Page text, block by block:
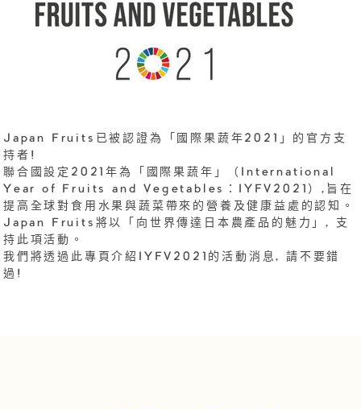
Japan Fruits已被認證為「國際果蔬年2021」的官方支
持者!
聯合國設定2021年為「國際果蔬年」（International
Year of Fruits and Vegetables：IYFV2021）,旨在
提高全球對食用水果與蔬菜帶來的營養及健康益處的認知。
Japan Fruits將以「向世界傳達日本農產品的魅力」, 支
持此項活動。
我們將透過此專頁介紹IYFV2021的活動消息, 請不要錯
過!